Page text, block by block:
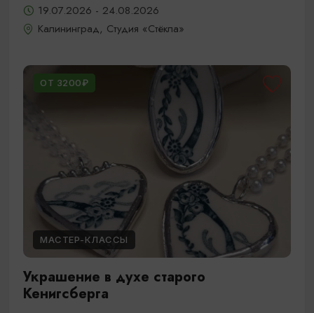
19.07.2026 - 24.08.2026
Калининград, Студия «Стёкла»
ОТ 3200₽
МАСТЕР-КЛАССЫ
Украшение в духе старого
Кенигсберга